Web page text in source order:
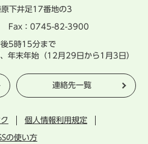
下井足17番地の3
Fax：0745-82-3900
5時15分まで
年末年始（12月29日から1月3日）
連絡先一覧
個人情報利用規定
の使い方